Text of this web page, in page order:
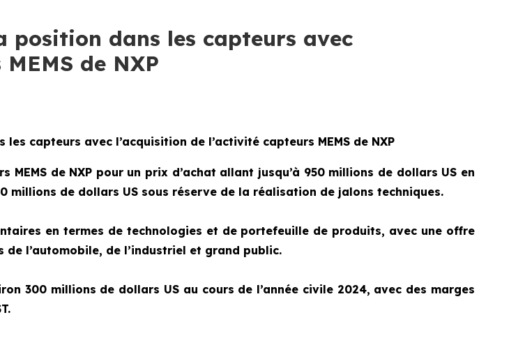
position dans les capteurs avec
de NXP
capteurs avec l’acquisition de l’activité capteurs MEMS de NXP
de NXP pour un prix d’achat allant jusqu’à 950 millions de dollars US en
de dollars US sous réserve de la réalisation de jalons techniques.
en termes de technologies et de portefeuille de produits, avec une offre
l’automobile, de l’industriel et grand public.
300 millions de dollars US au cours de l’année civile 2024, avec des marges